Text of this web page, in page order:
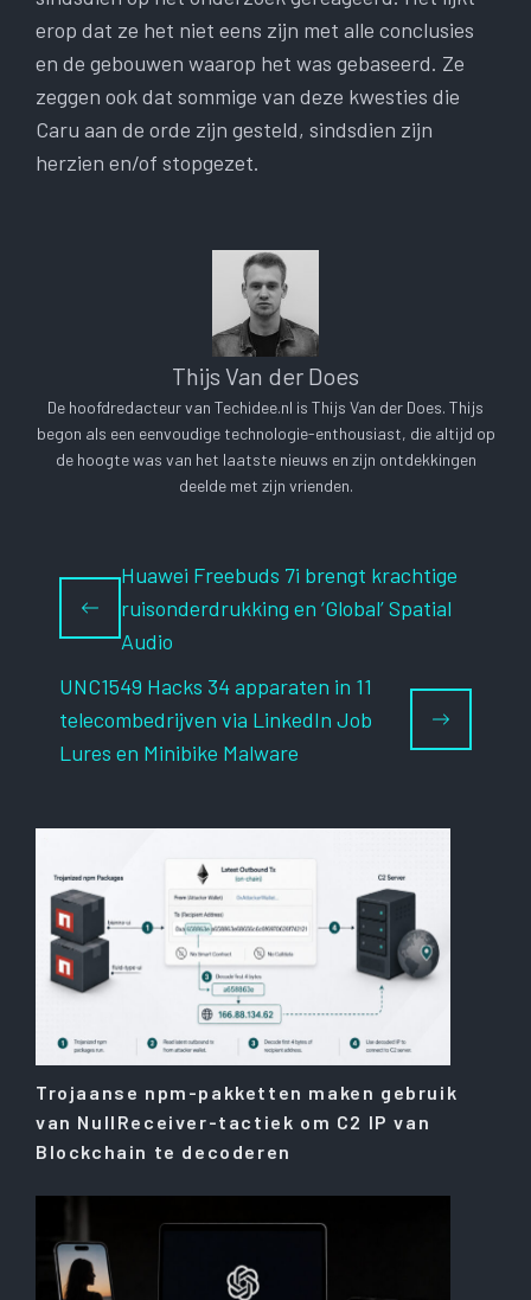
erop dat ze het niet eens zijn met alle conclusies
en de gebouwen waarop het was gebaseerd. Ze
zeggen ook dat sommige van deze kwesties die
Caru aan de orde zijn gesteld, sindsdien zijn
herzien en/of stopgezet.
Thijs Van der Does
De hoofdredacteur van Techidee.nl is Thijs Van der Does. Thijs
begon als een eenvoudige technologie-enthousiast, die altijd op
de hoogte was van het laatste nieuws en zijn ontdekkingen
deelde met zijn vrienden.
Huawei Freebuds 7i brengt krachtige
ruisonderdrukking en ‘Global’ Spatial
Audio
UNC1549 Hacks 34 apparaten in 11
telecombedrijven via LinkedIn Job
Lures en Minibike Malware
Trojaanse npm-pakketten maken gebruik
van NullReceiver-tactiek om C2 IP van
Blockchain te decoderen